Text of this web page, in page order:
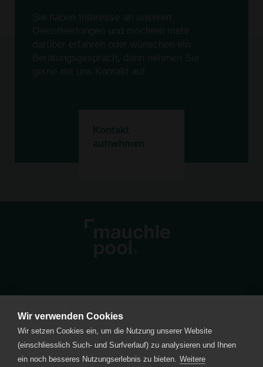
Wir verwenden Cookies
Wir setzen Cookies ein, um die Nutzung unserer Website
(einschliesslich Such- und Surfverlauf) zu analysieren und Ihnen
ein noch besseres Nutzungserlebnis zu bieten. Weitere
Pfrundmatte 4
CH-6210 Sursee LU
+41 41 925 12 51
E-Mail schreiben